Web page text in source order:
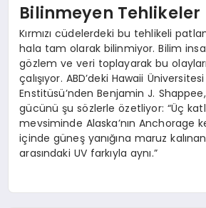
Bilinmeyen Tehlikeler
Kırmızı cüdelerdeki bu tehlikeli
hala tam olarak bilinmiyor. Bilim
gözlem ve veri toplayarak bu
çalışıyor. ABD’deki Hawaii
Enstitüsü’nden Benjamin J.
gücünü şu sözlerle özetliyor: “Üç
mevsiminde Alaska’nın Anchorage
içinde güneş yanığına maruz
arasındaki UV farkıyla aynı.”